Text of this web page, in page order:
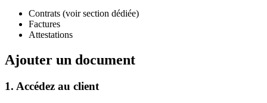
Contrats (voir section dédiée)
Factures
Attestations
Ajouter un document
1. Accédez au client